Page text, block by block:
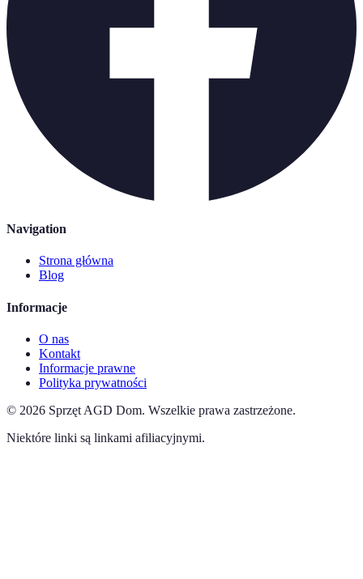
Navigation
Strona główna
Blog
Informacje
O nas
Kontakt
Informacje prawne
Polityka prywatności
© 2026 Sprzęt AGD Dom. Wszelkie prawa zastrzeżone.
Niektóre linki są linkami afiliacyjnymi.